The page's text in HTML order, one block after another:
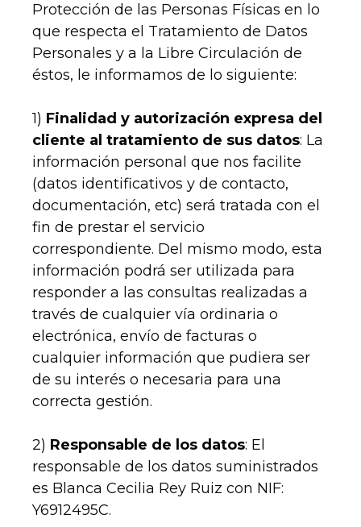
Protección de las Personas Físicas en lo
que respecta el Tratamiento de Datos
Personales y a la Libre Circulación de
éstos, le informamos de lo siguiente:
1) Finalidad y autorización expresa del
cliente al tratamiento de sus datos: La
información personal que nos facilite
(datos identificativos y de contacto,
documentación, etc) será tratada con el
fin de prestar el servicio
correspondiente. Del mismo modo, esta
información podrá ser utilizada para
responder a las consultas realizadas a
través de cualquier vía ordinaria o
electrónica, envío de facturas o
cualquier información que pudiera ser
de su interés o necesaria para una
correcta gestión.
2) Responsable de los datos: El
responsable de los datos suministrados
es Blanca Cecilia Rey Ruiz con NIF:
Y6912495C.